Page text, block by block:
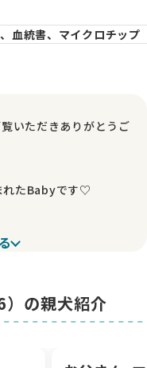
血統書、マイクロチップ
いただきありがとうご
れたBabyです♡
です✨
の親犬紹介